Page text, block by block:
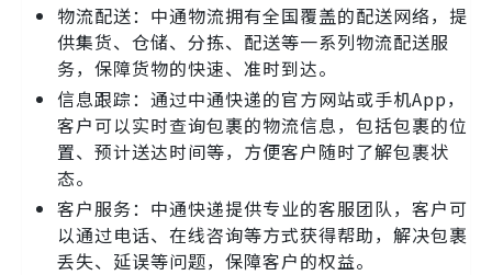
物流配送：中通物流拥有全国覆盖的配送网络，提
供集货、仓储、分拣、配送等一系列物流配送服
务，保障货物的快速、准时到达。
信息跟踪：通过中通快递的官方网站或手机App，
客户可以实时查询包裹的物流信息，包括包裹的位
置、预计送达时间等，方便客户随时了解包裹状
态。
客户服务：中通快递提供专业的客服团队，客户可
以通过电话、在线咨询等方式获得帮助，解决包裹
丢失、延误等问题，保障客户的权益。